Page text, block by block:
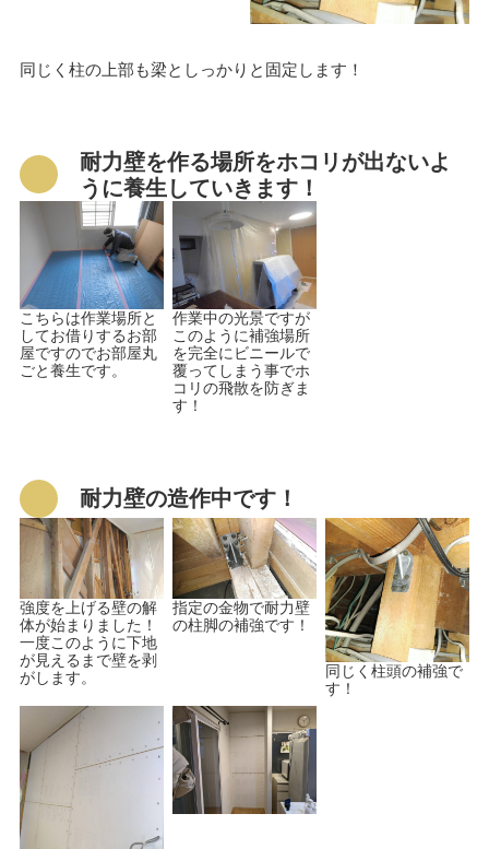
同じく柱の上部も梁としっかりと固定します！
耐力壁を作る場所をホコリが出ないよ
うに養生していきます！
こちらは作業場所と
してお借りするお部
屋ですのでお部屋丸
ごと養生です。
作業中の光景ですが
このように補強場所
を完全にビニールで
覆ってしまう事でホ
コリの飛散を防ぎま
す！
耐力壁の造作中です！
強度を上げる壁の解
体が始まりました！
一度このように下地
が見えるまで壁を剥
がします。
指定の金物で耐力壁
の柱脚の補強です！
同じく柱頭の補強で
す！